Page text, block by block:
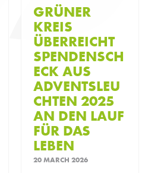
GRÜNER
KREIS
ÜBERREICHT
SPENDENSCH
ECK AUS
ADVENTSLEU
CHTEN 2025
AN DEN LAUF
FÜR DAS
LEBEN
20 MARCH 2026